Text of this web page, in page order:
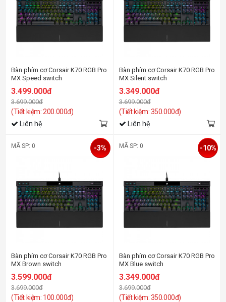
Bàn phím cơ Corsair K70 RGB Pro
MX Speed switch
3.499.000đ
3.699.000đ
(Tiết kiệm: 200.000đ)
Liên hệ
Bàn phím cơ Corsair K70 RGB Pro
MX Silent switch
3.349.000đ
3.699.000đ
(Tiết kiệm: 350.000đ)
Liên hệ
MÃ SP: 0
Bàn phím cơ Corsair K70 RGB Pro
MX Brown switch
3.599.000đ
3.699.000đ
(Tiết kiệm: 100.000đ)
-3% MÃ SP: 0
Bàn phím cơ Corsair K70 RGB Pro
MX Blue switch
3.349.000đ
3.699.000đ
(Tiết kiệm: 350.000đ)
-10%